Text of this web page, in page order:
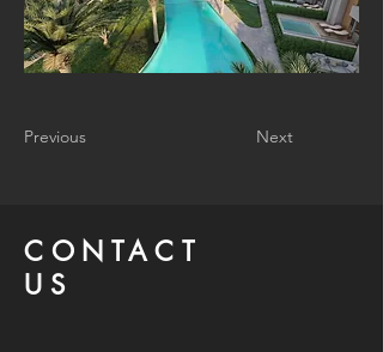
Previous Next
CONTACT
US